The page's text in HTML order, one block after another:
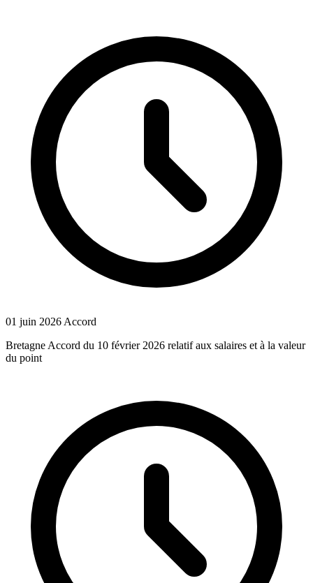
01 juin 2026 Accord
Bretagne Accord du 10 février 2026 relatif aux salaires et à la valeur
du point